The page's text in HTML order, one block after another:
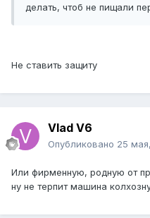
делать, чтоб не пищали
Не ставить защиту
Vlad V6
Опубликовано 25
Или фирменную, родную от
ну не терпит машина